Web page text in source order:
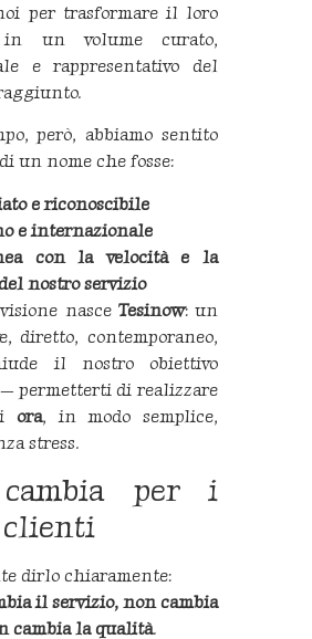
per trasformare il loro
in un volume curato,
e rappresentativo del
però, abbiamo sentito
un nome che fosse:
e riconoscibile
e internazionale
con la velocità e la
nostro servizio
nasce Tesinow: un
diretto, contemporaneo,
il nostro obiettivo
permetterti di realizzare
ora, in modo semplice,
stress.
cambia per i
dirlo chiaramente:
il servizio, non cambia
cambia la qualità.